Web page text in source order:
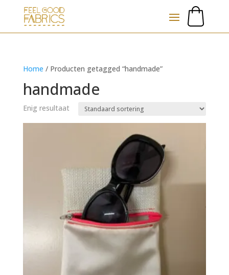
Home / Producten getagged “handmade”
handmade
Enig resultaat